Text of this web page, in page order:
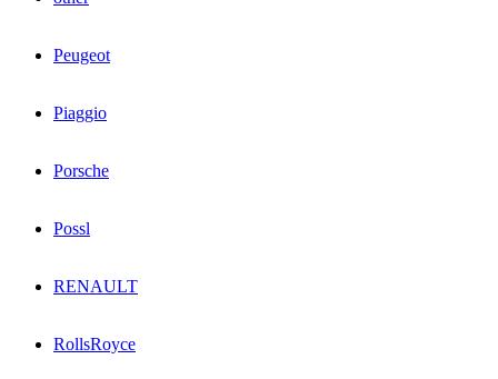
Peugeot
Piaggio
Porsche
Possl
RENAULT
RollsRoyce